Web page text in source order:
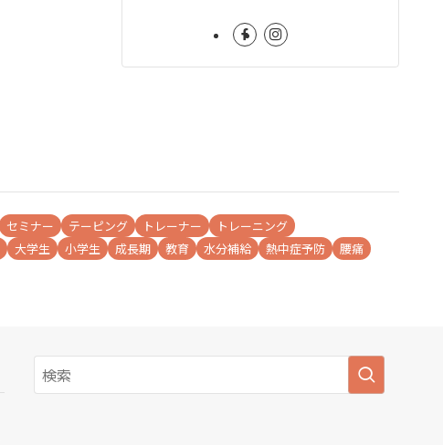
セミナー テーピング トレーナー
トレーニング
大学生 小学生 成長期 教育 水分補給 熱中症予防
腰痛